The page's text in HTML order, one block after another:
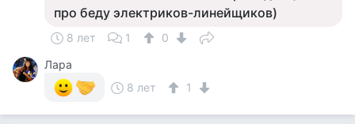
про беду электриков-линейщиков)
8 лет 1
0
Лара
8 лет
1